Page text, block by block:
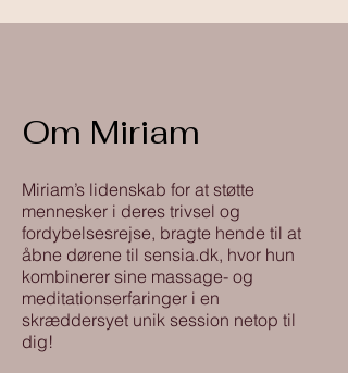
Om Miriam
Miriam’s lidenskab for at støtte
mennesker i deres trivsel og
fordybelsesrejse, bragte hende til at
åbne dørene til sensia.dk, hvor hun
kombinerer sine massage- og
meditationserfaringer i en
skræddersyet unik session netop til
dig!